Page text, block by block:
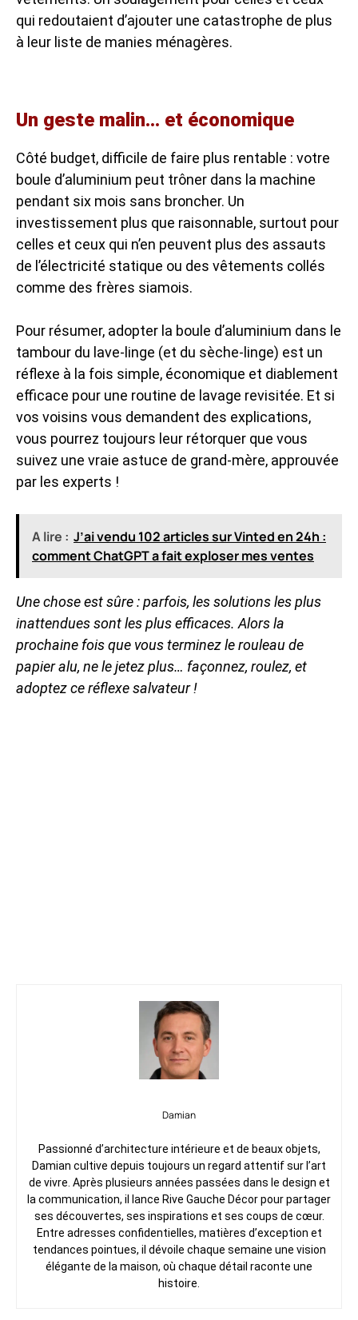
qui redoutaient d’ajouter une catastrophe de plus
à leur liste de manies ménagères.
Un geste malin… et économique
Côté budget, difficile de faire plus rentable : votre
boule d’aluminium peut trôner dans la machine
pendant six mois sans broncher. Un
investissement plus que raisonnable, surtout pour
celles et ceux qui n’en peuvent plus des assauts
de l’électricité statique ou des vêtements collés
comme des frères siamois.
Pour résumer, adopter la boule d’aluminium dans le
tambour du lave-linge (et du sèche-linge) est un
réflexe à la fois simple, économique et diablement
efficace pour une routine de lavage revisitée. Et si
vos voisins vous demandent des explications,
vous pourrez toujours leur rétorquer que vous
suivez une vraie astuce de grand-mère, approuvée
par les experts !
A lire : J’ai vendu 102 articles sur Vinted en 24h :
comment ChatGPT a fait exploser mes ventes
Une chose est sûre : parfois, les solutions les plus
inattendues sont les plus efficaces. Alors la
prochaine fois que vous terminez le rouleau de
papier alu, ne le jetez plus… façonnez, roulez, et
adoptez ce réflexe salvateur !
Damian
Passionné d’architecture intérieure et de beaux objets,
Damian cultive depuis toujours un regard attentif sur l’art
de vivre. Après plusieurs années passées dans le design et
la communication, il lance Rive Gauche Décor pour partager
ses découvertes, ses inspirations et ses coups de cœur.
Entre adresses confidentielles, matières d’exception et
tendances pointues, il dévoile chaque semaine une vision
élégante de la maison, où chaque détail raconte une
histoire.